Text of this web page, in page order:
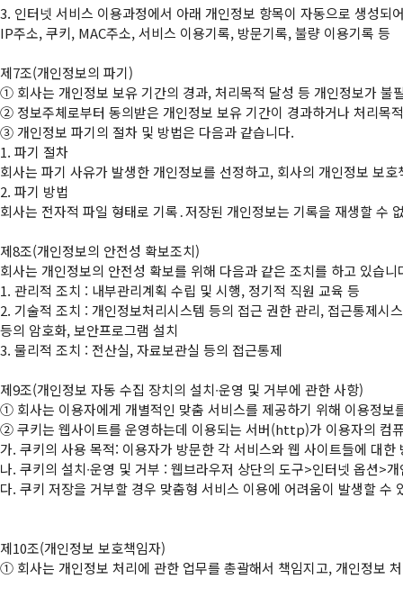
3. 인터넷 서비스 이용과정에서 아래 개인정보 항목이 자동으로 생성되
IP주소, 쿠키, MAC주소, 서비스 이용기록, 방문기록, 불량 이용기록 등
①
②
③ 개인정보 파기의 절차 및 방법은 다음과 같습니다.
1. 파기 절차
회사는 파기 사유가 발생한 개인정보를 선정하고, 회사의 개인정보 보
2. 파기 방법
회사는 전자적 파일 형태로 기록․저장된 개인정보는 기록을 재생할
제8조(개인정보의 안전성 확보조치)
회사는 개인정보의 안전성 확보를 위해 다음과 같은 조치를 하고 있습니
1. 관리적 조치 : 내부관리계획 수립 및 시행, 정기적 직원 교육 등
2. 기술적 조치 : 개인정보처리시스템 등의 접근 권한 관리, 접근통제시
등의 암호화, 보안프로그램 설치
3. 물리적 조치 : 전산실, 자료보관실 등의 접근통제
①
② 쿠키는 웹사이트를 운영하는데 이용되는 서버(http)가 이용자의 컴
가. 쿠키의 사용 목적: 이용자가 방문한 각 서비스와 웹 사이트들에 대
나. 쿠키의 설치∙운영 및 거부 : 웹브라우저 상단의 도구>인터넷 옵션>
다. 쿠키 저장을 거부할 경우 맞춤형 서비스 이용에 어려움이 발생할 수
① 회사는 개인정보 처리에 관한 업무를 총괄해서 책임지고, 개인정보